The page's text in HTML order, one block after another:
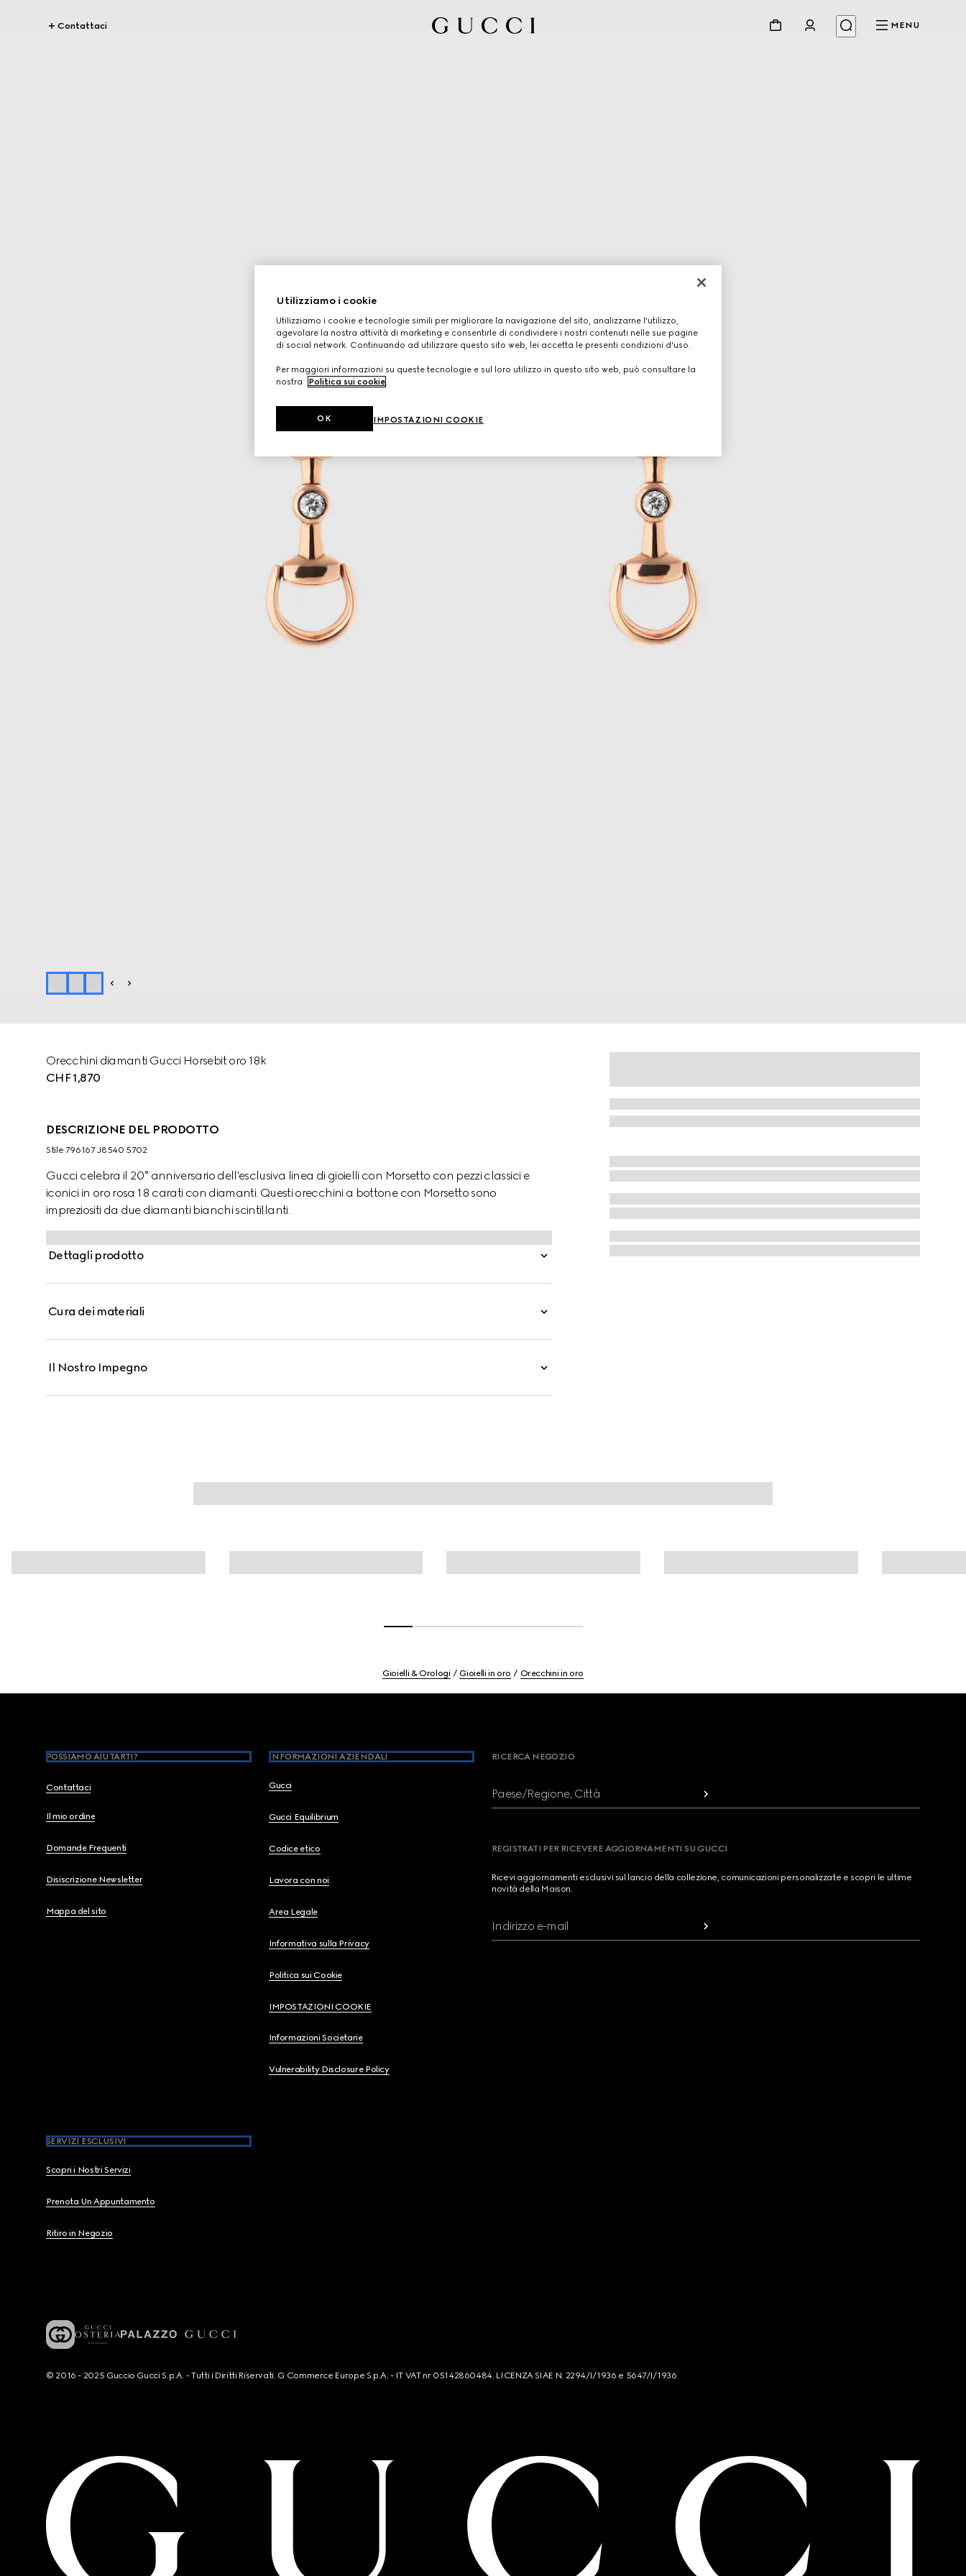
Contattaci MENU
Orecchini diamanti Gucci Horsebit oro 18k
CHF 1,870
DESCRIZIONE DEL PRODOTTO
Stile ‎796167 J8540 5702
Gucci celebra il 20° anniversario dell'esclusiva linea di gioielli con Morsetto con pezzi classici e
iconici in oro rosa 18 carati con diamanti. Questi orecchini a bottone con Morsetto sono
impreziositi da due diamanti bianchi scintillanti.
Dettagli prodotto
Cura dei materiali
Il Nostro Impegno
Gioielli & Orologi Gioielli in oro Orecchini in oro
POSSIAMO AIUTARTI?
Contattaci
Il mio ordine
Domande Frequenti
Disiscrizione Newsletter
Mappa del sito
INFORMAZIONI AZIENDALI
Gucci
Gucci Equilibrium
Codice etico
Lavora con noi
Area Legale
Informativa sulla Privacy
Politica sui Cookie
IMPOSTAZIONI COOKIE
Informazioni Societarie
Vulnerability Disclosure Policy
SERVIZI ESCLUSIVI
Scopri i Nostri Servizi
Prenota Un Appuntamento
Ritiro in Negozio
RICERCA NEGOZIO
Paese/Regione, Città
REGISTRATI PER RICEVERE AGGIORNAMENTI SU GUCCI
Ricevi aggiornamenti esclusivi sul lancio della collezione, comunicazioni personalizzate e scopri le ultime
novità della Maison.
Indirizzo e-mail
© 2016 - 2025 Guccio Gucci S.p.A. - Tutti i Diritti Riservati. G Commerce Europe S.p.A. - IT VAT nr 05142860484. LICENZA SIAE N. 2294/I/1936 e 5647/I/1936
Utilizziamo i cookie
Utilizziamo i cookie e tecnologie simili per migliorare la navigazione del sito, analizzarne l'utilizzo,
agevolare la nostra attività di marketing e consentirle di condividere i nostri contenuti nelle sue pagine
di social network. Continuando ad utilizzare questo sito web, lei accetta le presenti condizioni d'uso.
Per maggiori informazioni su queste tecnologie e sul loro utilizzo in questo sito web, può consultare la
nostra
Politica sui cookie.
IMPOSTAZIONI COOKIE
OK